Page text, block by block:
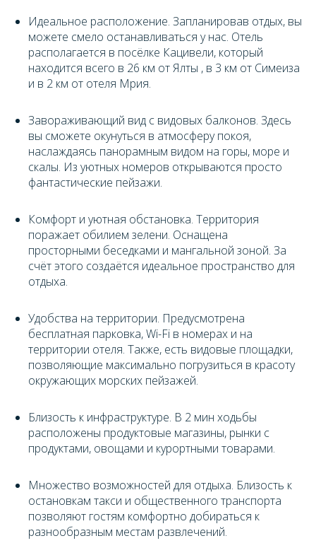
Идеальное расположение. Запланировав отдых, вы
можете смело останавливаться у нас. Отель
располагается в посёлке Кацивели, который
находится всего в 26 км от Ялты , в 3 км от Симеиза
и в 2 км от отеля Мрия.
Завораживающий вид с видовых балконов. Здесь
вы сможете окунуться в атмосферу покоя,
наслаждаясь панорамным видом на горы, море и
скалы. Из уютных номеров открываются просто
фантастические пейзажи.
Комфорт и уютная обстановка. Территория
поражает обилием зелени. Оснащена
просторными беседками и мангальной зоной. За
счёт этого создаётся идеальное пространство для
отдыха.
Удобства на территории. Предусмотрена
бесплатная парковка, Wi-Fi в номерах и на
территории отеля. Также, есть видовые площадки,
позволяющие максимально погрузиться в красоту
окружающих морских пейзажей.
Близость к инфраструктуре. В 2 мин ходьбы
расположены продуктовые магазины, рынки с
продуктами, овощами и курортными товарами.
Множество возможностей для отдыха. Близость к
остановкам такси и общественного транспорта
позволяют гостям комфортно добираться к
разнообразным местам развлечений.